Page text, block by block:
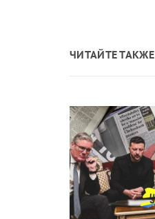
ЧИТАЙТЕ ТАКЖЕ